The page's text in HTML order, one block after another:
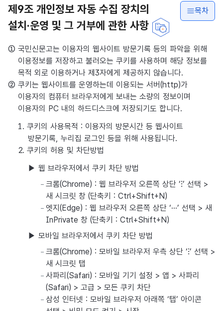
제9조 개인정보 자동 수집 장치의
설치·운영 및 그 거부에 관한 사항
목차
① 국민신문고는 이용자의 웹사이트 방문기록 등의 파악을 위해
이용정보를 저장하고 불러오는 쿠키를 사용하며 해당 정보를
목적 외로 이용하거나 제3자에게 제공하지 않습니다.
② 쿠키는 웹사이트를 운영하는데 이용되는 서버(http)가
이용자의 컴퓨터 브라우저에게 보내는 소량의 정보이며
이용자의 PC 내의 하드디스크에 저장되기도 합니다.
1. 쿠키의 사용목적 : 이용자의 방문시간 등 웹사이트
방문기록, 누리집 로그인 등을 위해 사용됩니다.
2. 쿠키의 허용 및 차단방법
▶ 웹 브라우저에서 쿠키 차단 방법
크롬(Chrome) : 웹 브라우저 오른쪽 상단 ‘⁝’ 선택 >
새 시크릿 창 (단축키 : Ctrl+Shift+N)
엣지(Edge) : 웹 브라우저 오른쪽 상단 ‘···’ 선택 > 새
InPrivate 창 (단축키 : Ctrl+Shift+N)
▶ 모바일 브라우저에서 쿠키 차단 방법
크롬(Chrome) : 모바일 브라우저 우측 상단 ‘⁝’ 선택 >
새 시크릿 탭
사파리(Safari) : 모바일 기기 설정 > 앱 > 사파리
(Safari) > 고급 > 모든 쿠키 차단
삼성 인터넷 : 모바일 브라우저 아래쪽 ‘탭’ 아이콘